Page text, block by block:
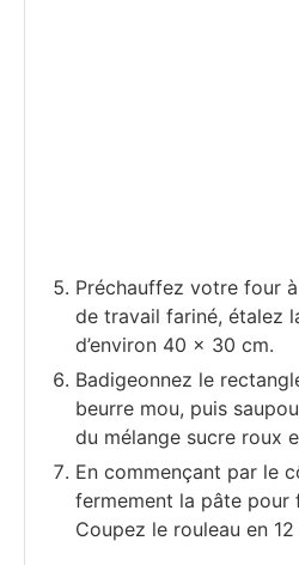
Préchauffez votre four
de travail fariné, étalez
d’environ 40 x 30 cm.
Badigeonnez le
beurre mou, puis
du mélange sucre roux
En commençant par le
fermement la pâte pour
Coupez le rouleau en